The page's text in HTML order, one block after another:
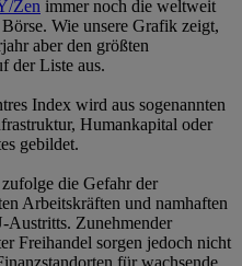
Zen immer noch die weltweit
Wie unsere Grafik zeigt,
aber den größten
der Liste aus.
Index wird aus sogenannten
Humankapital oder
gebildet.
die Gefahr der
Arbeitskräften und namhaften
Austritts. Zunehmender
Freihandel sorgen jedoch nicht